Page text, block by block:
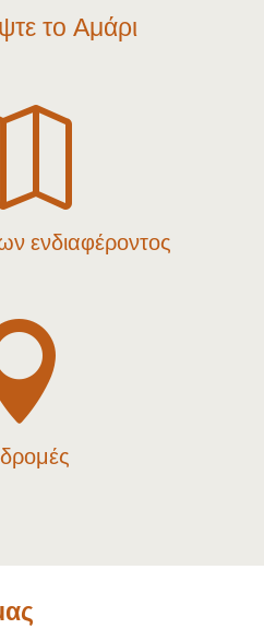
το Αμάρι
ενδιαφέροντος